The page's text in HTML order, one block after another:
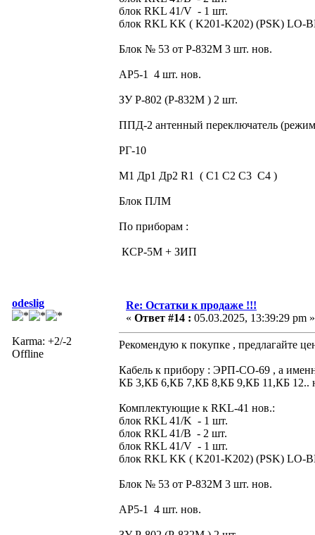
блок RKL 41/V - 1 шт.
блок RKL KK ( K201-K202) (PSK) LO-
Блок № 53 от Р-832М 3 шт. нов.
АР5-1 4 шт. нов.
ЗУ Р-802 (Р-832М ) 2 шт.
ППД-2 антенный переключатель
РГ-10
М1 Др1 Др2 R1 ( С1 С2 С3 С4 )
Блок ПЛМ
По приборам :
КСР-5М + ЗИП
odeslig
Karma: +2/-2
Offline
Re: Остатки к продаже !!!
« Ответ #14 : 05.03.2025, 13:39:29 pm »
Рекомендую к покупке , предлагайте
Кабель к прибору : ЭРП-СО-69 , а
КБ 3,КБ 6,КБ 7,КБ 8,КБ 9,КБ 11,КБ 12..
Комплектующие к RKL-41 нов.:
блок RKL 41/K - 1 шт.
блок RKL 41/В - 2 шт.
блок RKL 41/V - 1 шт.
блок RKL KK ( K201-K202) (PSK) LO-
Блок № 53 от Р-832М 3 шт. нов.
АР5-1 4 шт. нов.